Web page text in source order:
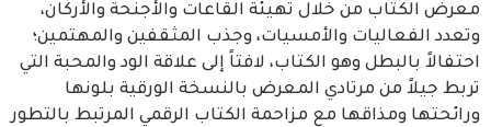
معرض الكتاب من خلال تهيئة القاعات والأجنحة والأركان،
وتعدد الفعاليات والأمسيات، وجذب المثقفين والمهتمين؛
احتفالاً بالبطل وهو الكتاب، لافتاً إلى علاقة الود والمحبة التي
تربط جيلاً من مرتادي المعرض بالنسخة الورقية بلونها
ورائحتها ومذاقها مع مزاحمة الكتاب الرقمي المرتبط بالتطور